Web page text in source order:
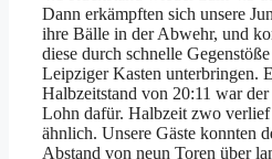
Dann erkämpften sich unsere
ihre Bälle in der Abwehr, und
diese durch schnelle
Leipziger Kasten unterbringen.
Halbzeitstand von 20:11 war der
Lohn dafür. Halbzeit zwo verlief
ähnlich. Unsere Gäste konnten
Abstand von neun Toren über